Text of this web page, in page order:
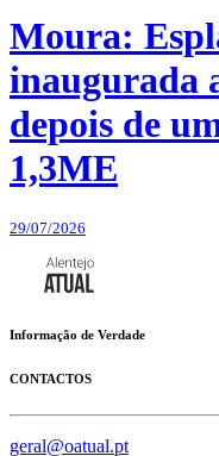
Moura:
inaugurada
depois de
1,3ME
29/07/2026
Informação de Verdade
CONTACTOS
geral@oatual.pt